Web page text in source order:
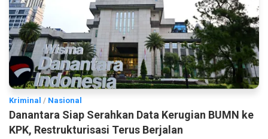
Kriminal / Nasional
Danantara Siap Serahkan Data Kerugian BUMN ke
KPK, Restrukturisasi Terus Berjalan